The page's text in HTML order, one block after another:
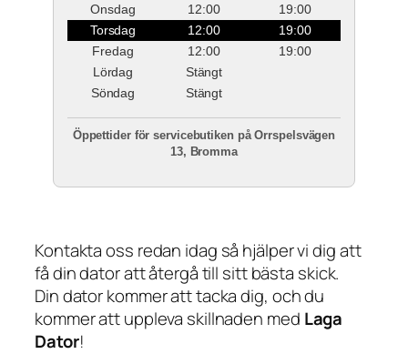
Onsdag
12:00
19:00
Torsdag
12:00
19:00
Fredag
12:00
19:00
Lördag
Stängt
Söndag
Stängt
Öppettider för servicebutiken på Orrspelsvägen
13, Bromma
Kontakta oss redan idag så hjälper vi dig att
få din dator att återgå till sitt bästa skick.
Din dator kommer att tacka dig, och du
kommer att uppleva skillnaden med Laga
Dator!